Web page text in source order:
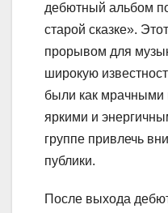
дебютный альбом
старой сказке».
прорывом для
широкую
были как мрачными
яркими и
группе привлечь
публики.
После выхода